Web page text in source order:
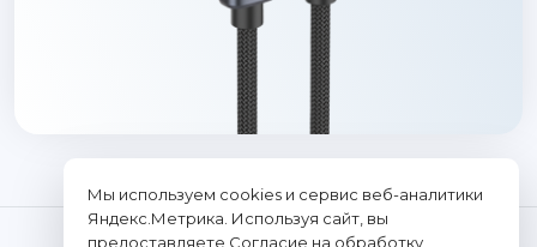
Мы используем cookies и сервис веб-аналитики
Яндекс.Метрика. Используя сайт, вы
предоставляете Согласие на обработку